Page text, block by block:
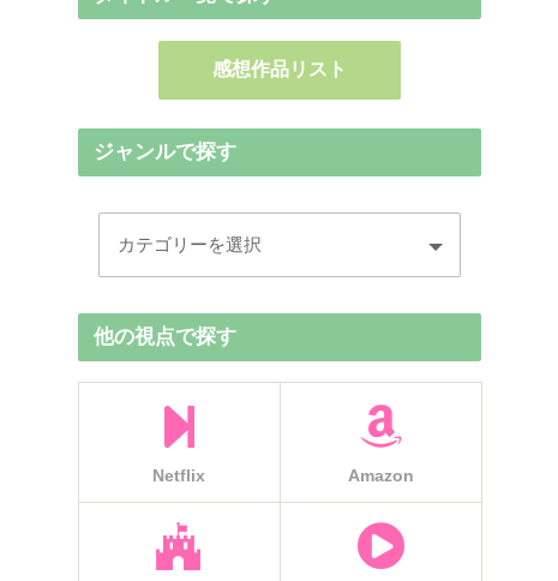
感想作品リスト
ジャンルで探す
他の視点で探す
Netflix Amazon